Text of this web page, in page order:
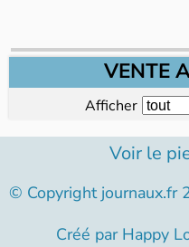
VENTE
Afficher
Voir le
© Copyright journaux.fr
Créé par Happy